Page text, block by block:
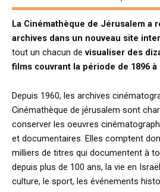
La Cinémathèque de Jérusalem a
archives dans un nouveau site
tout un chacun de visualiser des
films couvrant la période de 1896 à
Depuis 1960, les archives
Cinémathèque de jérusalem sont
conserver les oeuvres
et documentaires. Elles comptent
milliers de titres qui documentent à
depuis plus de 100 ans, la vie en
culture, le sport, les événements